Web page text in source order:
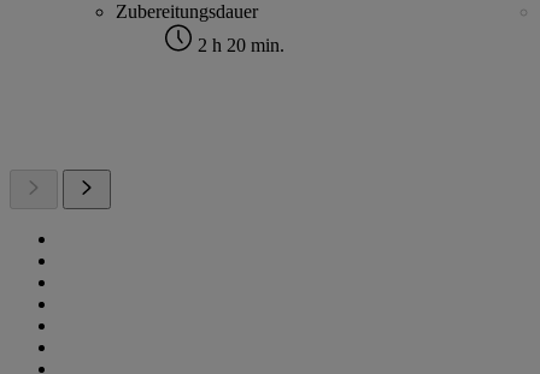
Zubereitungsdauer
2 h 20 min.